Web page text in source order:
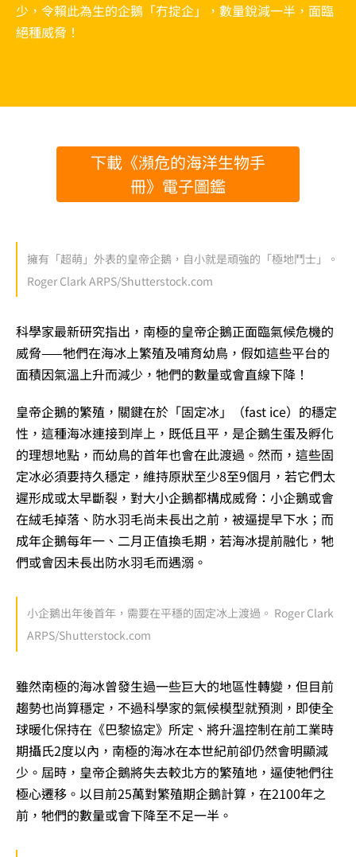
少，令賴此為生的企鵝「冇掟企」，數量銳減一半，面臨
絕種威脅！
下載《瀕危的海洋生物手
冊》電子圖鑑
擁有「超萌」外表的皇帝企鵝，自小就是頑強的「極地鬥士」。
Roger Clark ARPS/Shutterstock.com
科學家最新研究指出，南極的皇帝企鵝正面臨氣候危機的
威脅——牠們在海冰上繁殖及哺育幼鳥，假如這些平台的
面積因氣溫上升而減少，牠們的數量或會直線下降！
皇帝企鵝的繁殖，關鍵在於「固定冰」（fast ice）的穩定
性，這種海冰連接到岸上，既低且平，是企鵝生蛋及孵化
的理想地點，而幼鳥的首年也會在此渡過。然而，這些固
定冰必須要持久穩定，維持原狀至少8至9個月，若它們太
遲形成或太早斷裂，對大小企鵝都構成威脅：小企鵝或會
在絨毛掉落、防水羽毛尚未長出之前，被逼提早下水；而
成年企鵝每年一、二月正值換毛期，若海冰提前融化，牠
們或會因未長出防水羽毛而遇溺。
小企鵝出年後首年，需要在平穩的固定冰上渡過。 Roger Clark
ARPS/Shutterstock.com
雖然南極的海冰曾發生過一些巨大的地區性轉變，但目前
趨勢也尚算穩定，不過科學家的氣候模型就預測，即使全
球暖化保持在《巴黎協定》所定、將升溫控制在前工業時
期攝氏2度以內，南極的海冰在本世紀前卻仍然會明顯減
少。屆時，皇帝企鵝將失去較北方的繁殖地，逼使牠們往
極心遷移。以目前25萬對繁殖期企鵝計算，在2100年之
前，牠們的數量或會下降至不足一半。